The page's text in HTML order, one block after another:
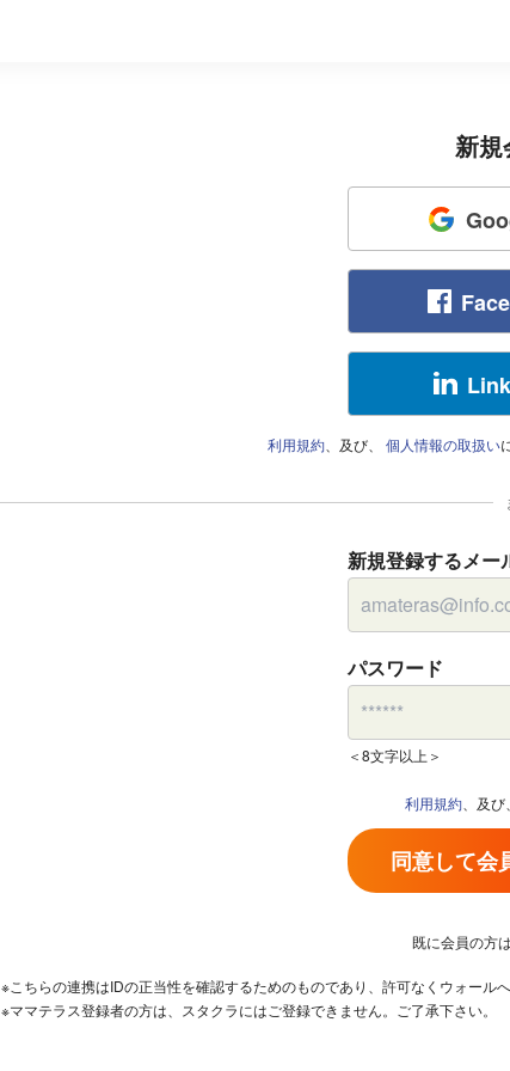
新規
利用規約、及び、 個人情報の取扱い
新規登録するメー
パスワード
＜8文字以上＞
利用規約 、及び、
同意して会
既に会員の方
※こちらの連携はIDの正当性を確認するためのものであり、許可なくウォール
※ママテラス登録者の方は、スタクラにはご登録できません。ご了承下さい。